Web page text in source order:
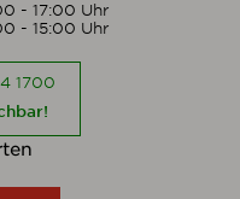
- 17:00 Uhr
- 15:00 Uhr
1700